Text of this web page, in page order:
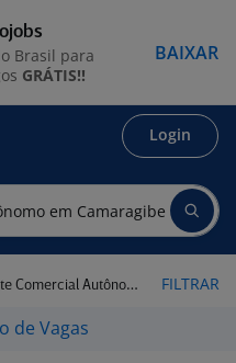
Login
em Camaragibe - PE FILTRAR
de Vagas
Brasil para
GRÁTIS!!
BAIXAR